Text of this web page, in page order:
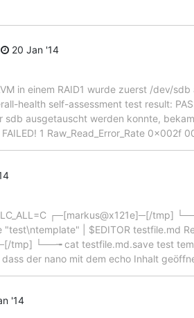
20 Jan '14
in einem RAID1 wurde zuerst /dev/
health self-assessment test result:
ausgetauscht werden konnte,
1 Raw_Read_Error_Rate 0x002f
┌─[markus@x121e]─[/tmp]
| $EDITOR testfile.md
tmp] └──╼ cat testfile.md.save test
der nano mit dem echo Inhalt
'14